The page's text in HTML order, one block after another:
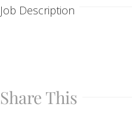
Job Description
Share This